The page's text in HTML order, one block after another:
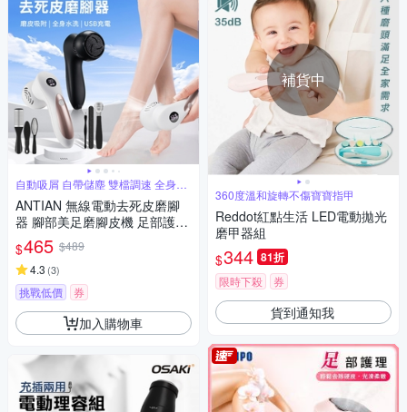
自動吸屑 自帶儲塵 雙檔調速 全身水
洗
ANTIAN 無線電動去死皮磨腳
器 腳部美足磨腳皮機 足部護理
刮腳皮器
$465 $489
4.3 (3)
挑戰低價 券
加入購物車
補貨中
360度溫和旋轉不傷寶寶指甲
Reddot紅點生活 LED電動拋光
磨甲器組
$344 81折
限時下殺 券
貨到通知我